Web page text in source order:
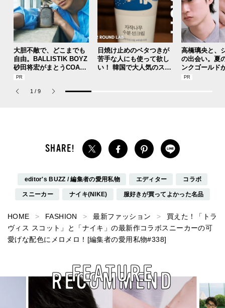
大胆不敵で、どこまでも
自由。BALLISTIK BOYZ
砂田将宏がまとうCOACH
の新作フレグランス「コ
パルファム」
日焼け止めのベタつきが
苦手な人にも使って欲し
い！ 韓国で大人気のスト
高橋璃央と、
の出会い。夏
ンクゴールド
SUMMER
1 / 9
editor's BUZZ / 編集者の愛用私物 エディター コラボ
スニーカー ナイキ(NIKE) 服好きが買ってよかった名品
HOME FASHION 最新ファッション
買えた！「トラ
ヴィス スコット」と「ナイキ」の最新作コラボスニーカーの可
愛げな配色にメロメロ！[編集者の愛用私物#338]
RECOMMEND
FEATURE